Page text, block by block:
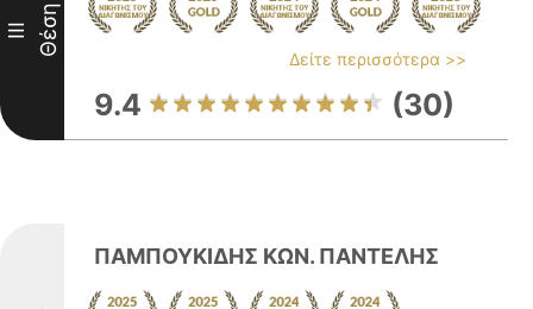
III Θέση
Δείτε περισσότερα >>
9.4 (30)
ΠΑΜΠΟΥΚΙΔΗΣ ΚΩΝ. ΠΑΝΤΕΛΗΣ